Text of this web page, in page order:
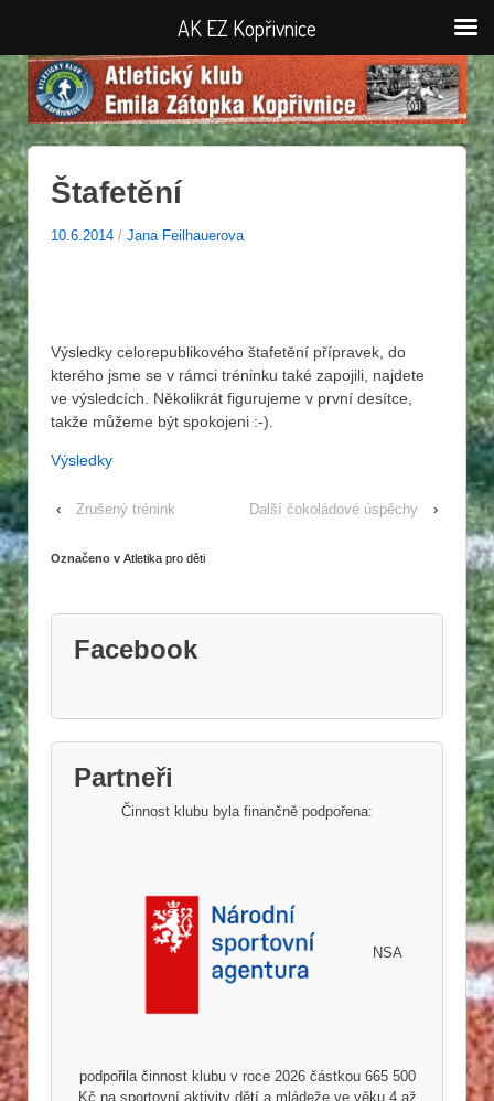
Štafetění
10.6.2014 / Jana Feilhauerova
Výsledky celorepublikového štafetění přípravek, do
kterého jsme se v rámci tréninku také zapojili, najdete
ve výsledcích. Několikrát figurujeme v první desítce,
takže můžeme být spokojeni :-).
Výsledky
‹ Zrušený trénink Další čokoládové úspěchy ›
Označeno v Atletika pro děti
Facebook
Partneři
Činnost klubu byla finančně podpořena:
NSA
podpořila činnost klubu v roce 2026 částkou 665 500
Kč na sportovní aktivity dětí a mládeže ve věku 4 až
AK EZ Kopřivnice